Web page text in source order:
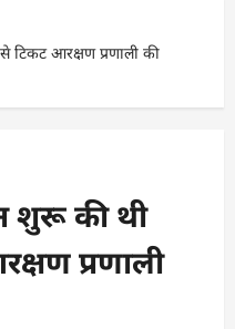
आरक्षण प्रणाली की
शुरू की थी
प्रणाली